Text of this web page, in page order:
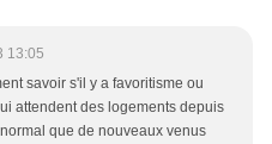
13:05
savoir s'il y a favoritisme ou
attendent des logements depuis
que de nouveaux venus